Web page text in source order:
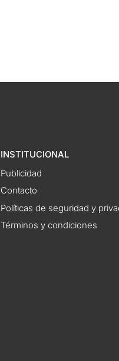
INSTITUCIONAL
Publicidad
Contacto
Políticas de seguridad y
Términos y condiciones